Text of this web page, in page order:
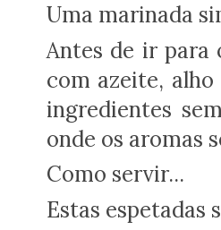
Uma marinada
Antes de ir para
com azeite,
ingredientes
onde os aromas
Como servir...
Estas espetadas